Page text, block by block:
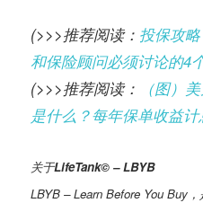
(>>>推荐阅读： 投保攻
和保险顾问必须讨论的4
(>>>推荐阅读：
（图）
是什么？每年保单收益
关于LifeTank©️ – LBYB
LBYB – Learn Before You Buy